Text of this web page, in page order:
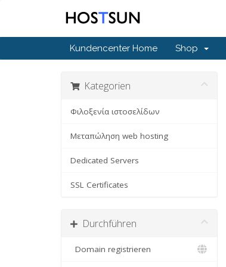
Kundencenter Home Shop
Kategorien
Φιλοξενία ιστοσελίδων
Μεταπώληση web hosting
Dedicated Servers
SSL Certificates
Durchführen
Domain registrieren